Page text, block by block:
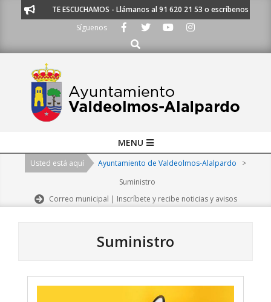
TE ESCUCHAMOS - Llámanos al 91 620 21 53 o escríbenos a
Síguenos
Buscar
Navigation
MENU
Usted está aquí Ayuntamiento de Valdeolmos-Alalpardo
>
Suministro
Correo municipal | Inscríbete y recibe noticias y avisos
Suministro